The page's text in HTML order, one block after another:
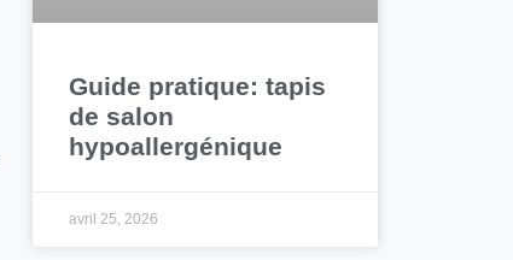
Guide pratique: tapis
de salon
hypoallergénique
avril 25, 2026